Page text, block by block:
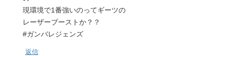
現環境で1番強いのってギーツの
レーザーブーストか？？
#ガンバレジェンズ
返信